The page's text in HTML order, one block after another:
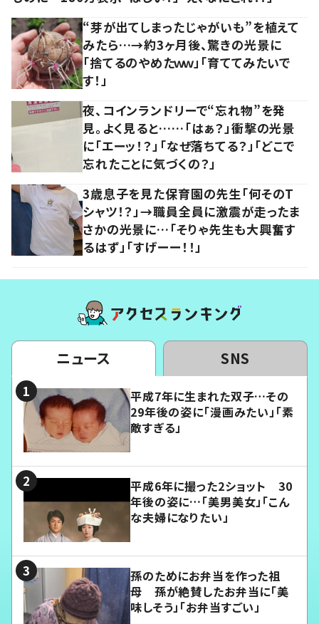
“芽が出てしまったじゃがいも”を植えて
みたら…→約3ヶ月後、驚きの光景に
「捨てるのやめたｗｗ」「育ててみたいで
す！」
夜、コインランドリーで“忘れ物”を発
見。よく見ると……「はぁ？」衝撃の光景
に「エーッ！？」「なぜ落ちてる？」「どこで
忘れたことに気づくの？」
3歳息子を見た保育園の先生「何そのT
シャツ！？」→職員全員に激震が走ったま
さかの光景に…「そりゃ先生も大興奮す
るはず」「すげーー！！」
ニュース SNS
平成7年に生まれた双子…その
29年後の姿に「漫画みたい」「素
敵すぎる」
平成6年に撮った2ショット 30
年後の姿に…「美男美女」「こん
な夫婦になりたい」
孫のためにお弁当を作った祖
母 孫が絶賛したお弁当に「美
味しそう」「お弁当すごい」